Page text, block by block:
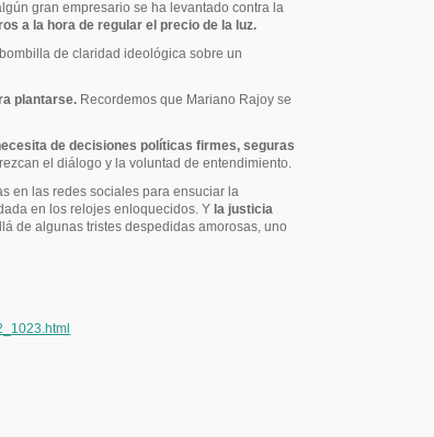
gran empresario se ha levantado contra la
a la hora de regular el precio de la luz.
de claridad ideológica sobre un
plantarse. Recordemos que Mariano Rajoy se
de decisiones políticas firmes, seguras
el diálogo y la voluntad de entendimiento.
en las redes sociales para ensuciar la
en los relojes enloquecidos. Y la justicia
de algunas tristes despedidas amorosas, uno